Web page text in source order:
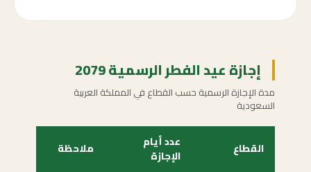
إجازة عيد الفطر الرسمية 2079
مدة الإجازة الرسمية حسب القطاع في المملكة العربية
السعودية
القطاع
عدد أيام
الإجازة
ملاحظة